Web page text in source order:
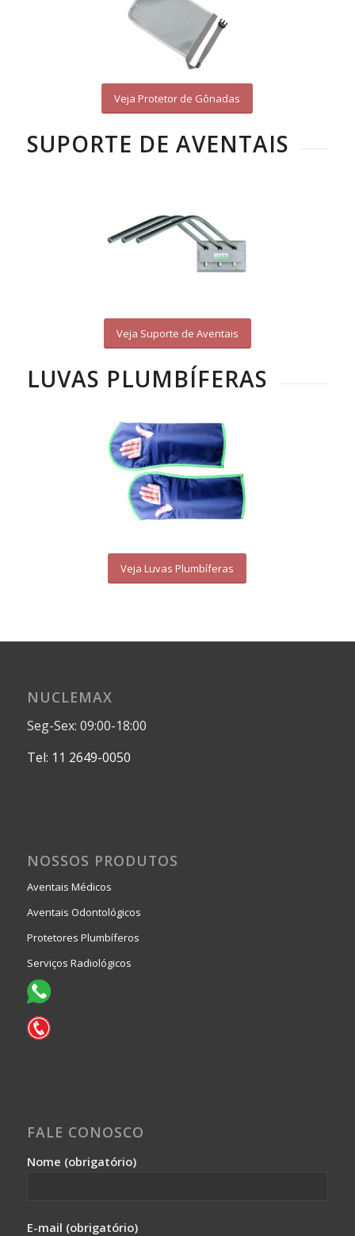
Veja Protetor de Gônadas
SUPORTE DE AVENTAIS
Veja Suporte de Aventais
LUVAS PLUMBÍFERAS
Veja Luvas Plumbíferas
NUCLEMAX
Seg-Sex: 09:00-18:00
Tel: 11 2649-0050
NOSSOS PRODUTOS
Aventais Médicos
Aventais Odontológicos
Protetores Plumbíferos
Serviços Radiológicos
FALE CONOSCO
Nome (obrigatório)
E-mail (obrigatório)